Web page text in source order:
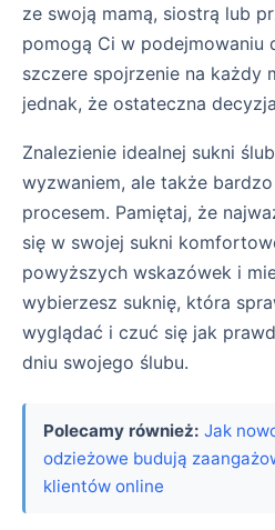
ze swoją mamą, siostrą lub
pomogą Ci w podejmowaniu
szczere spojrzenie na każdy
jednak, że ostateczna
Znalezienie idealnej sukni
wyzwaniem, ale także
procesem. Pamiętaj, że
się w swojej sukni
powyższych wskazówek i
wybierzesz suknię, która
wyglądać i czuć się jak
dniu swojego ślubu.
Polecamy również: Jak
odzieżowe budują
klientów online